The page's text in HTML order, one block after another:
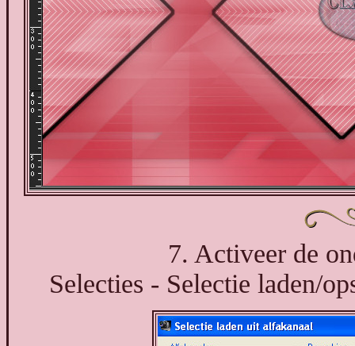
7. Activeer de
Selecties - Selectie laden/